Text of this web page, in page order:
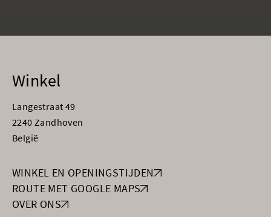
Winkel
Langestraat 49
2240 Zandhoven
België
WINKEL EN OPENINGSTIJDEN
ROUTE MET GOOGLE MAPS
OVER ONS